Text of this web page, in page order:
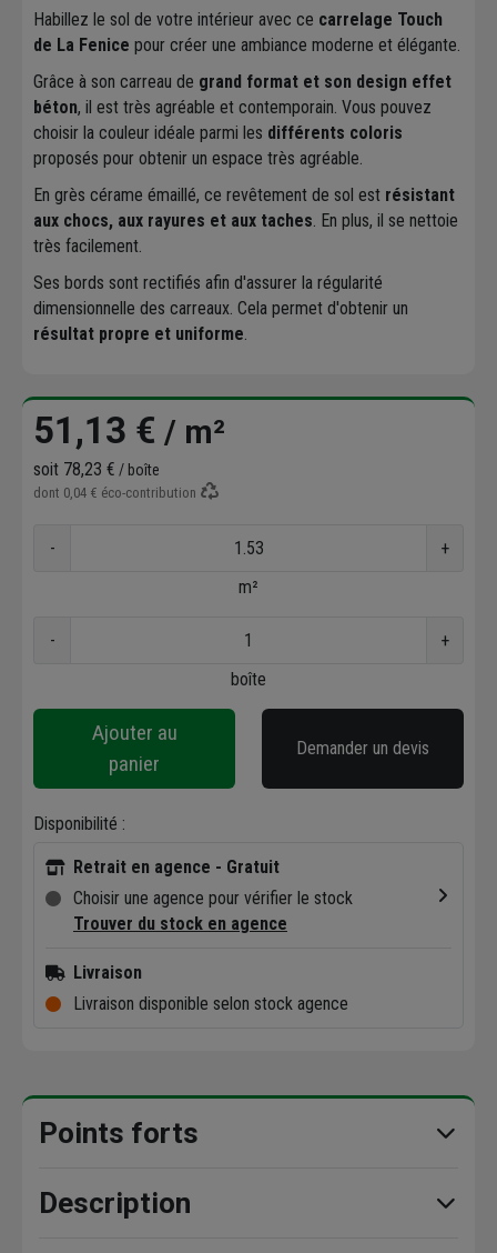
Habillez le sol de votre intérieur avec ce carrelage Touch
de La Fenice pour créer une ambiance moderne et élégante.
Grâce à son carreau de grand format et son design effet
béton, il est très agréable et contemporain. Vous pouvez
choisir la couleur idéale parmi les différents coloris
proposés pour obtenir un espace très agréable.
En grès cérame émaillé, ce revêtement de sol est résistant
aux chocs, aux rayures et aux taches. En plus, il se nettoie
très facilement.
Ses bords sont rectifiés afin d'assurer la régularité
dimensionnelle des carreaux. Cela permet d'obtenir un
résultat propre et uniforme.
51,13 € / m²
soit 78,23 € / boîte
dont 0,04 € éco-contribution
-
+
m²
-
+
boîte
Ajouter au
panier
Demander un devis
Disponibilité :
Retrait en agence - Gratuit
Choisir une agence pour vérifier le stock
Trouver du stock en agence
Livraison
Livraison disponible selon stock agence
Points forts
Description